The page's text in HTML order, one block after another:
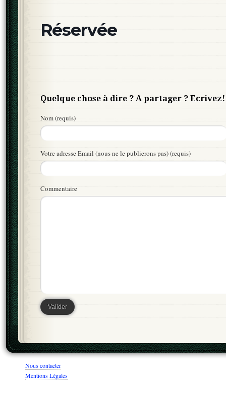
Réservée
Quelque chose à dire ? A partager ? Ecrivez!
Nom (requis)
Votre adresse Email (nous ne le publierons pas) (requis)
Commentaire
Nous contacter
Mentions Légales